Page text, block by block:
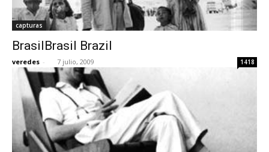
capturas
BrasilBrasil Brazil
veredes - 7 julio, 2009 1418